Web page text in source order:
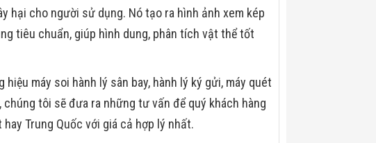
hại cho người sử dụng. Nó tạo ra hình ảnh xem kép
tiêu chuẩn, giúp hình dung, phân tích vật thể tốt
máy soi hành lý sân bay, hành lý ký gửi, máy quét
tôi sẽ đưa ra những tư vấn để quý khách hàng
Trung Quốc với giá cả hợp lý nhất.